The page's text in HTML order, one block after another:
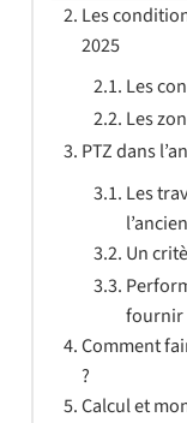
Les
2025
Les
Les
PTZ dans
Les
l’ancien
Un
fournir
Comment
?
Calcul et